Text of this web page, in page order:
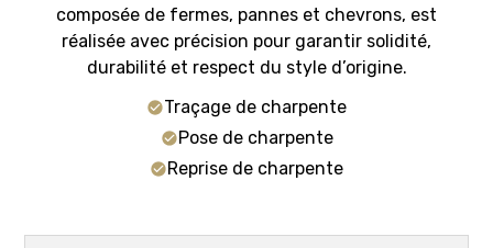
composée de fermes, pannes et chevrons, est
réalisée avec précision pour garantir solidité,
durabilité et respect du style d’origine.
Traçage de charpente
Pose de charpente
Reprise de charpente